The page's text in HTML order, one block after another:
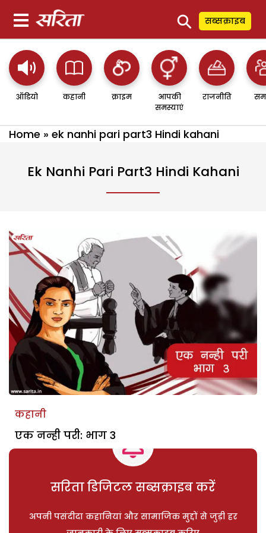
⚲ सब्सक्राइब
ऑडियो कहानी क्राइम
आपकी
समस्याएं
राजनीति
Home » ek nanhi pari part3 Hindi kahani
Ek Nanhi Pari Part3 Hindi Kahani
कहानी
एक नन्ही परी: भाग 3
सरिता डिजिटल सब्सक्राइब करें
अपनी पसंदीदा कहानियां और सामाजिक मुद्दों से जुड़ी हर